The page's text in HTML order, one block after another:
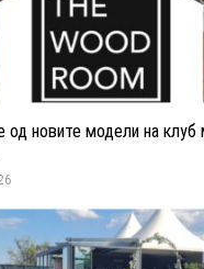
од новите модели на клуб